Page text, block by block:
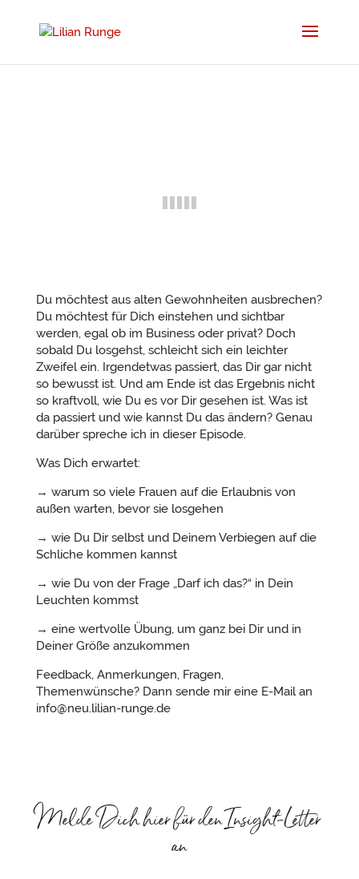
Du möchtest aus alten Gewohnheiten ausbrechen?
Du möchtest für Dich einstehen und sichtbar
werden, egal ob im Business oder privat? Doch
sobald Du losgehst, schleicht sich ein leichter
Zweifel ein. Irgendetwas passiert, das Dir gar nicht
so bewusst ist. Und am Ende ist das Ergebnis nicht
so kraftvoll, wie Du es vor Dir gesehen ist. Was ist
da passiert und wie kannst Du das ändern? Genau
darüber spreche ich in dieser Episode.
Was Dich erwartet:
→ warum so viele Frauen auf die Erlaubnis von
außen warten, bevor sie losgehen
→ wie Du Dir selbst und Deinem Verbiegen auf die
Schliche kommen kannst
→ wie Du von der Frage „Darf ich das?“ in Dein
Leuchten kommst
→ eine wertvolle Übung, um ganz bei Dir und in
Deiner Größe anzukommen
Feedback, Anmerkungen, Fragen,
Themenwünsche? Dann sende mir eine E-Mail an
info@neu.lilian-runge.de
Melde Dich hier für den Insight-Letter
an